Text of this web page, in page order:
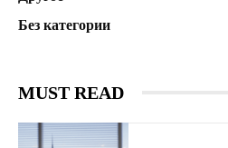
Без категории
MUST READ